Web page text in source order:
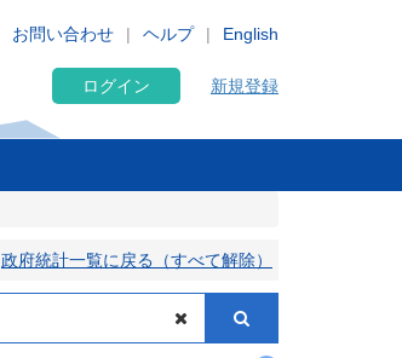
English
お問い合わせ ヘルプ
ログイン 新規登録
政府統計一覧に戻る（すべて解除）